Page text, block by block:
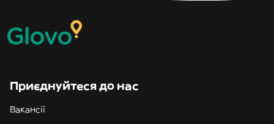
Приєднуйтеся до нас
Вакансії